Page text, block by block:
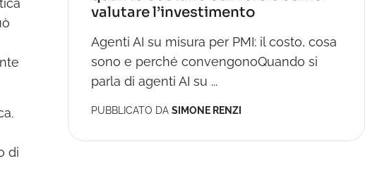
di
valutare l’investimento
Agenti AI su misura per PMI: il costo, cosa
sono e perché convengonoQuando si
parla di agenti AI su ...
PUBBLICATO DA SIMONE RENZI